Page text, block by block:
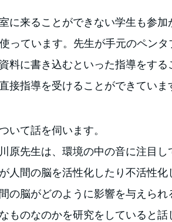
に来ることができない学生も参加
っています。先生が手元のペンタ
料に書き込むといった指導をする
接指導を受けることができていま
いて話を伺います。
原先生は、環境の中の音に注目し
人間の脳を活性化したり不活性化
の脳がどのように影響を与えら
ものなのかを研究をしていると話